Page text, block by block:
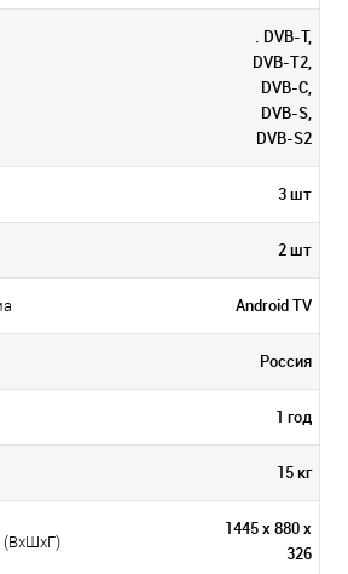
. DVB-T,
DVB-T2,
DVB-C,
DVB-S,
DVB-S2
3 шт
2 шт
Android TV
Россия
1 год
15 кг
(ВхШхГ)
1445 х 880 х
326